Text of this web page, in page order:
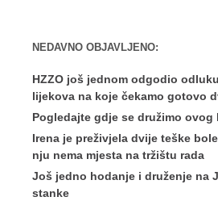
NEDAVNO OBJAVLJENO:
HZZO još jednom odgodio
lijekova na koje čekamo gotovo
Pogledajte gdje se družimo ovog
Irena je preživjela dvije teške
nju nema mjesta na tržištu rada
Još jedno hodanje i druženje na
stanke